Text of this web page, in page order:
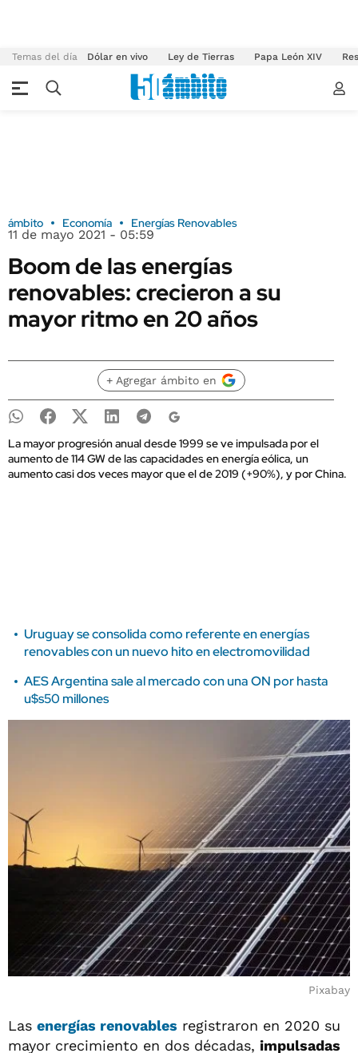
Temas del día Dólar en vivo Ley de Tierras Papa León XIV
ámbito Economía Energías Renovables
11 de mayo 2021 - 05:59
Boom de las energías
renovables: crecieron a su
mayor ritmo en 20 años
+ Agregar ámbito en
La mayor progresión anual desde 1999 se ve impulsada por el
aumento de 114 GW de las capacidades en energía eólica, un
aumento casi dos veces mayor que el de 2019 (+90%), y por China.
Uruguay se consolida como referente en energías
renovables con un nuevo hito en electromovilidad
AES Argentina sale al mercado con una ON por hasta
u$s50 millones
Pixabay
Las energías renovables registraron en 2020 su
mayor crecimiento en dos décadas, impulsadas